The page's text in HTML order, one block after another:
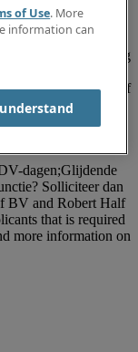
of Use. More
information can